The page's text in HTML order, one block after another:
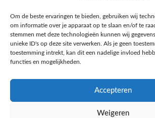
Om de beste ervaringen te bieden, gebruiken wij
om informatie over je apparaat op te slaan en/of te
stemmen met deze technologieën kunnen wij
unieke ID's op deze site verwerken. Als je geen
toestemming intrekt, kan dit een nadelige invloed
functies en mogelijkheden.
Accepteren
Weigeren